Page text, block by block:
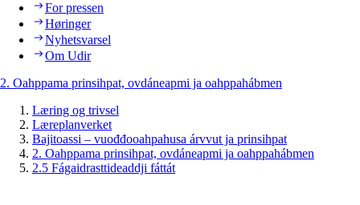
For pressen
Høringer
Nyhetsvarsel
Om Udir
2. Oahppama prinsihpat, ovdáneapmi ja oahppahábmen
Læring og trivsel
Læreplanverket
Bajitoassi – vuođđooahpahusa árvvut ja prinsihpat
2. Oahppama prinsihpat, ovdáneapmi ja oahppahábmen
2.5 Fágaidrasttideaddji fáttát